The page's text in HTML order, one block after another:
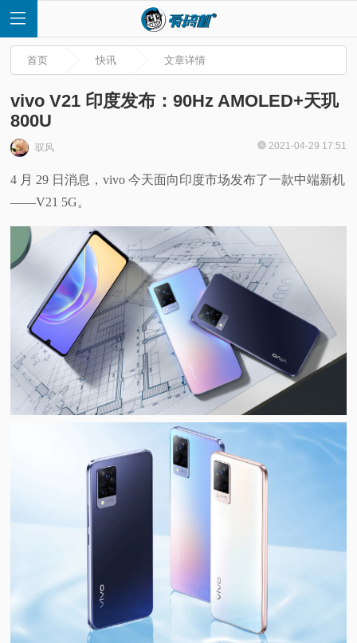
首
页
讯
视
首页 快讯 文章详情
vivo V21 印度发布：90Hz AMOLED+天玑
800U
驭风 2021-04-29 17:51
4 月 29 日消息，vivo 今天面向印度市场发布了一款中端新机
——V21 5G。